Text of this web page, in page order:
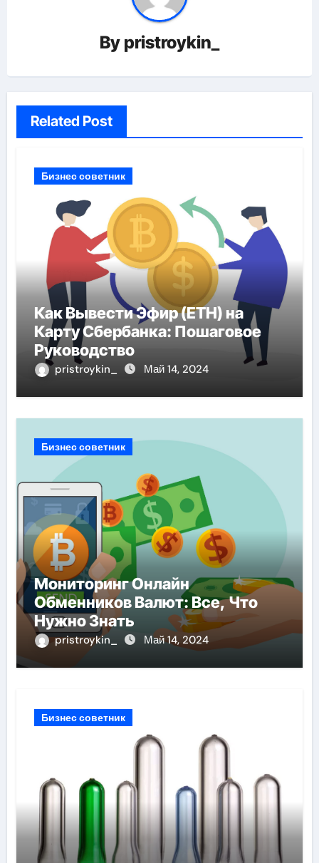
By pristroykin_
Related Post
Бизнес советник
Как Вывести Эфир (ETH) на
Карту Сбербанка: Пошаговое
Руководство
pristroykin_ Май 14, 2024
Бизнес советник
Мониторинг Онлайн
Обменников Валют: Все, Что
Нужно Знать
pristroykin_ Май 14, 2024
Бизнес советник